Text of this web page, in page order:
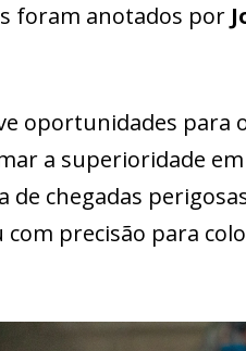
foram anotados por
oportunidades para
a superioridade
de chegadas
com precisão para